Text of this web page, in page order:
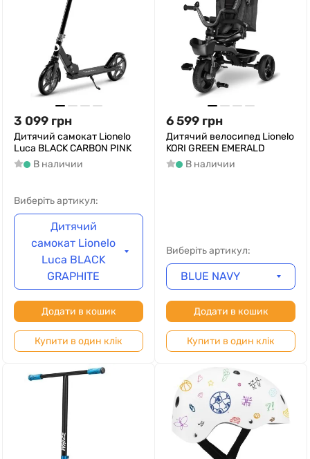
3 099 грн
Дитячий самокат Lionelo
Luca BLACK CARBON PINK
В наличии
Виберіть артикул:
Дитячий
самокат Lionelo
Luca BLACK
GRAPHITE
Додати в кошик
Купити в один клік
6 599 грн
Дитячий велосипед Lionelo
KORI GREEN EMERALD
В наличии
Виберіть артикул:
BLUE NAVY
Додати в кошик
Купити в один клік